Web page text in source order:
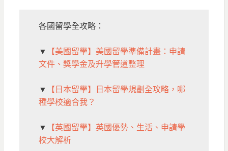
各國留學全攻略：
▼ 【美國留學】美國留學準備計畫：申請
文件、獎學金及升學管道整理
▼ 【日本留學】日本留學規劃全攻略，哪
種學校適合我？
▼ 【英國留學】英國優勢、生活、申請學
校大解析